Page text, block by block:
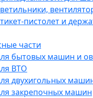
пистолет и
части
бытовых машин и
ВТО
двухигольных
закрепочных машин